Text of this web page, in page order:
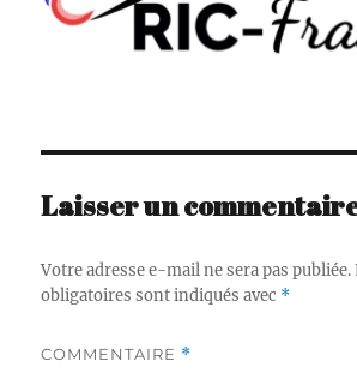
Laisser un
Votre adresse e-mail ne sera pas publiée.
obligatoires sont indiqués avec *
COMMENTAIRE *